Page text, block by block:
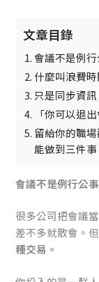
文章目錄
會議不是例
什麼叫浪費
只是同步資
「你可以退
留給你的職
能做到三件事
會議不是例行公
很多公司把會議
差不多就散會。
種交易。